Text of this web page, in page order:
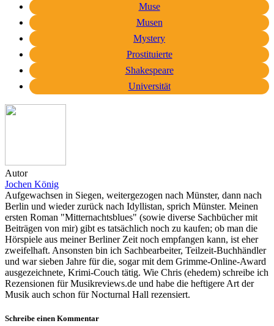
Muse
Musen
Mystery
Prostituierte
Shakespeare
Universität
Autor
Jochen König
Aufgewachsen in Siegen, weitergezogen nach Münster, dann nach
Berlin und wieder zurück nach Idyllistan, sprich Münster. Meinen
ersten Roman "Mitternachtsblues" (sowie diverse Sachbücher mit
Beiträgen von mir) gibt es tatsächlich noch zu kaufen; ob man die
Hörspiele aus meiner Berliner Zeit noch empfangen kann, ist eher
zweifelhaft. Ansonsten bin ich Sachbearbeiter, Teilzeit-Buchhändler
und war sieben Jahre für die, sogar mit dem Grimme-Online-Award
ausgezeichnete, Krimi-Couch tätig. Wie Chris (ehedem) schreibe ich
Rezensionen für Musikreviews.de und habe die heftigere Art der
Musik auch schon für Nocturnal Hall rezensiert.
Schreibe einen Kommentar